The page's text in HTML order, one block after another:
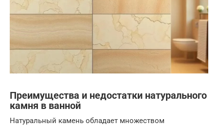
Преимущества и недостатки натурального
камня в ванной
Натуральный камень обладает множеством